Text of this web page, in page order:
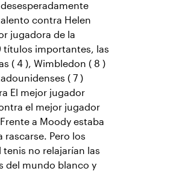
contra Helen
jugadora de la
títulos importantes, las
( 4 ), Wimbledon ( 8 )
( 7 )
El mejor jugador
el mejor jugador
a Moody estaba
rascarse. Pero los
no relajarían las
del mundo blanco y